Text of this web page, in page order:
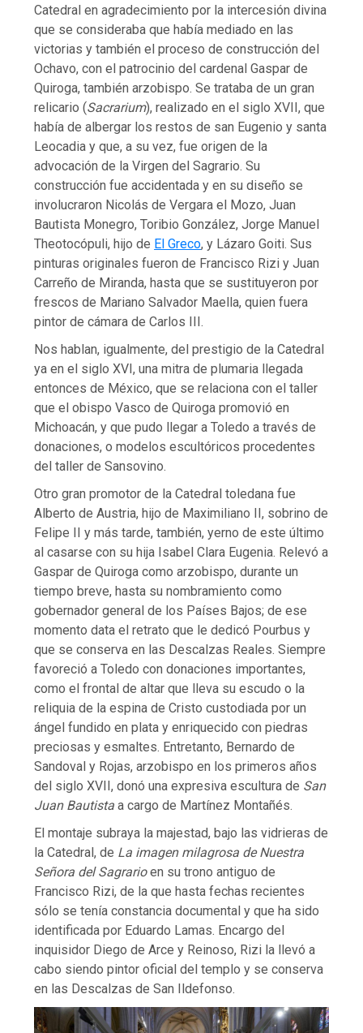
Catedral en agradecimiento por la intercesión divina
que se consideraba que había mediado en las
victorias y también el proceso de construcción del
Ochavo, con el patrocinio del cardenal Gaspar de
Quiroga, también arzobispo. Se trataba de un gran
relicario (Sacrarium), realizado en el siglo XVII, que
había de albergar los restos de san Eugenio y santa
Leocadia y que, a su vez, fue origen de la
advocación de la Virgen del Sagrario. Su
construcción fue accidentada y en su diseño se
involucraron Nicolás de Vergara el Mozo, Juan
Bautista Monegro, Toribio González, Jorge Manuel
Theotocópuli, hijo de El Greco, y Lázaro Goiti. Sus
pinturas originales fueron de Francisco Rizi y Juan
Carreño de Miranda, hasta que se sustituyeron por
frescos de Mariano Salvador Maella, quien fuera
pintor de cámara de Carlos III.
Nos hablan, igualmente, del prestigio de la Catedral
ya en el siglo XVI, una mitra de plumaria llegada
entonces de México, que se relaciona con el taller
que el obispo Vasco de Quiroga promovió en
Michoacán, y que pudo llegar a Toledo a través de
donaciones, o modelos escultóricos procedentes
del taller de Sansovino.
Otro gran promotor de la Catedral toledana fue
Alberto de Austria, hijo de Maximiliano II, sobrino de
Felipe II y más tarde, también, yerno de este último
al casarse con su hija Isabel Clara Eugenia. Relevó a
Gaspar de Quiroga como arzobispo, durante un
tiempo breve, hasta su nombramiento como
gobernador general de los Países Bajos; de ese
momento data el retrato que le dedicó Pourbus y
que se conserva en las Descalzas Reales. Siempre
favoreció a Toledo con donaciones importantes,
como el frontal de altar que lleva su escudo o la
reliquia de la espina de Cristo custodiada por un
ángel fundido en plata y enriquecido con piedras
preciosas y esmaltes. Entretanto, Bernardo de
Sandoval y Rojas, arzobispo en los primeros años
del siglo XVII, donó una expresiva escultura de San
Juan Bautista a cargo de Martínez Montañés.
El montaje subraya la majestad, bajo las vidrieras de
la Catedral, de La imagen milagrosa de Nuestra
Señora del Sagrarioen su trono antiguo de
Francisco Rizi, de la que hasta fechas recientes
sólo se tenía constancia documental y que ha sido
identificada por Eduardo Lamas. Encargo del
inquisidor Diego de Arce y Reinoso, Rizi la llevó a
cabo siendo pintor oficial del templo y se conserva
en las Descalzas de San Ildefonso.